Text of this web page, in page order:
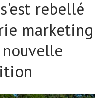
rebellé
marketing